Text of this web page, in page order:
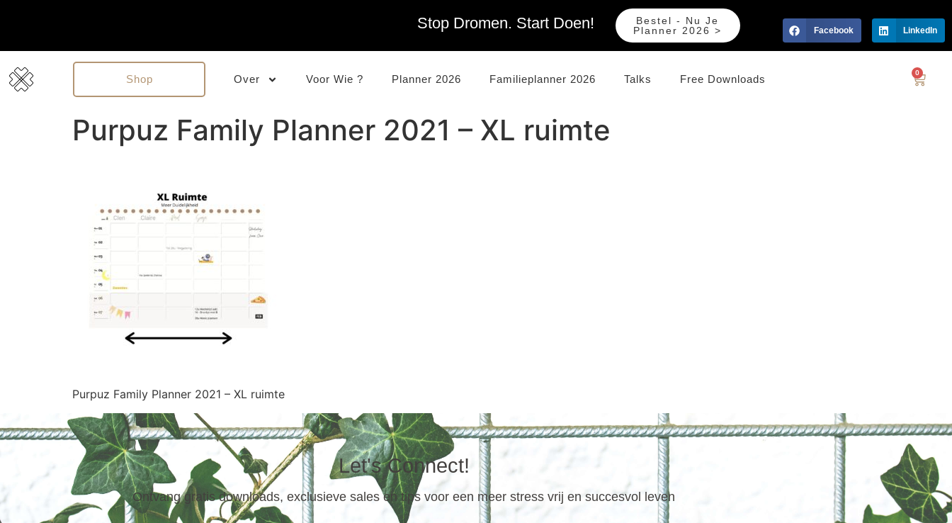
Stop Dromen. Start Doen!
Bestel - Nu Je
Planner 2026 >
Facebook LinkedIn
Shop Over Voor Wie ? Planner 2026 Familieplanner 2026 Talks Free Downloads
0
Purpuz Family Planner 2021 – XL ruimte
Purpuz Family Planner 2021 – XL ruimte
Let's Connect!
Ontvang gratis downloads, exclusieve sales en tips voor een meer stress vrij en succesvol leven